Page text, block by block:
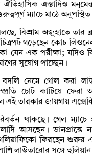
এস্তাদিও
ম্যাচে মাঠে
বিশ্রাম অজুহাতে তার
গড়েছেন কোচ
যেন এক পরীক্ষা;
সুযোগ পাচ্ছেন।
বদলি নেমে গোল করা
চোট কাটিয়ে ফেরা
এই তারকার জায়গায়
থাকছে। গেল
আসছেন।
ফিরছেন
লাউতারোর সঙ্গে